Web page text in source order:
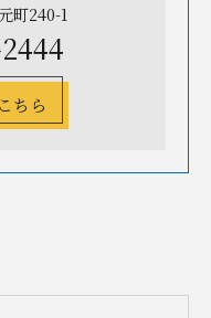
町240-1
ちら